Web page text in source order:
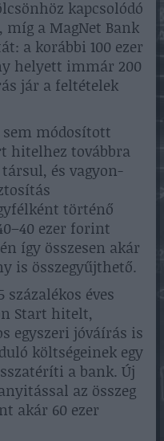
kapcsolódó
míg a MagNet Bank
a korábbi 100 ezer
helyett immár 200
jár a feltételek
sem módosított
hitelhez továbbra
és vagyon-
történő
ezer forint
így összesen akár
is összegyűjthető.
százalékos éves
Start hitelt,
egyszeri jóváírás is
költségeinek egy
a bank. Új
az összeg
akár 60 ezer